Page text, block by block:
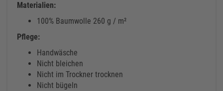
Materialien:
100% Baumwolle 260 g / m²
Pflege:
Handwäsche
Nicht bleichen
Nicht im Trockner trocknen
Nicht bügeln